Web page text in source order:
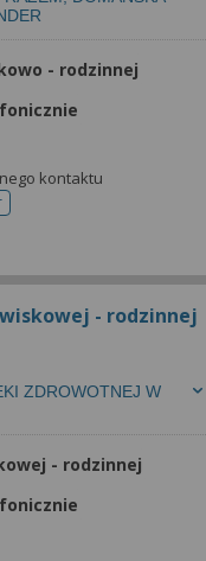
- rodzinnej
kontaktu
rejestracji
- rodzinnej
ZDROWOTNEJ W
- rodzinnej